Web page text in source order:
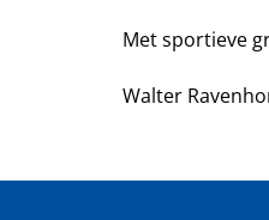
Met sportieve
Walter